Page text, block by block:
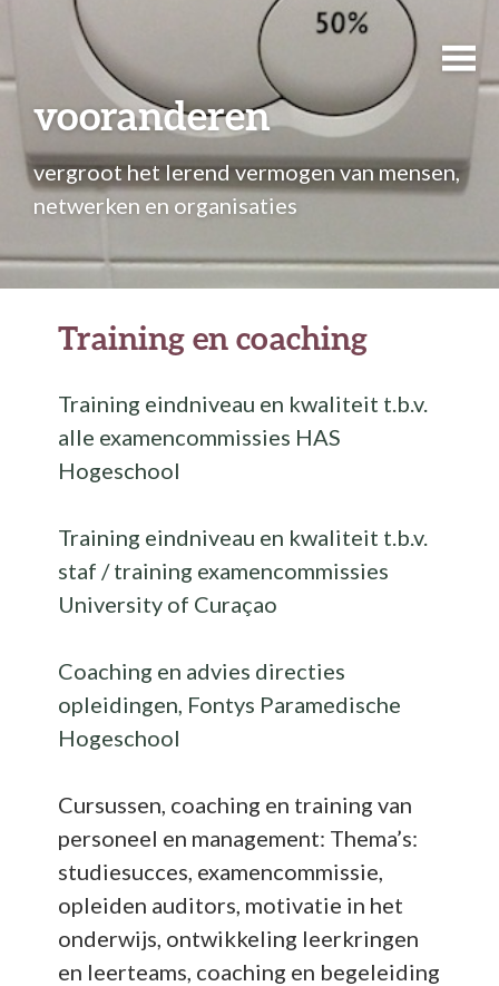
vooranderen
vergroot het lerend vermogen van mensen,
netwerken en organisaties
Training en coaching
Training eindniveau en kwaliteit t.b.v.
alle examencommissies HAS
Hogeschool
Training eindniveau en kwaliteit t.b.v.
staf / training examencommissies
University of Curaçao
Coaching en advies directies
opleidingen, Fontys Paramedische
Hogeschool
Cursussen, coaching en training van
personeel en management: Thema’s:
studiesucces, examencommissie,
opleiden auditors, motivatie in het
onderwijs, ontwikkeling leerkringen
en leerteams, coaching en begeleiding